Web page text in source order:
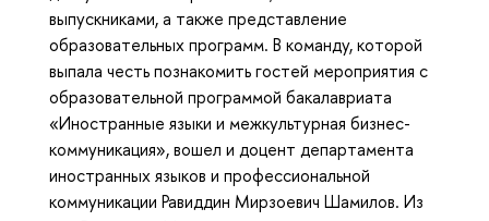
выпускниками, а также представление
образовательных программ. В команду, которой
выпала честь познакомить гостей мероприятия с
образовательной программой бакалавриата
«Иностранные языки и межкультурная бизнес-
коммуникация», вошел и доцент департамента
иностранных языков и профессиональной
коммуникации Равиддин Мирзоевич Шамилов. Из